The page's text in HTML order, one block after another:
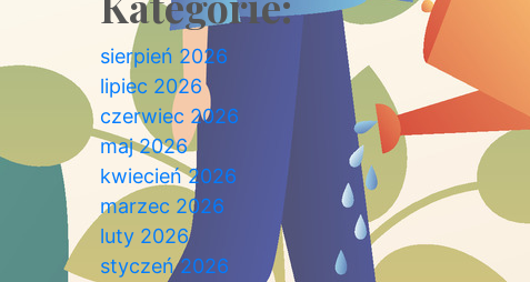
sierpień 2026
lipiec 2026
czerwiec 2026
maj 2026
kwiecień 2026
marzec 2026
luty 2026
styczeń 2026